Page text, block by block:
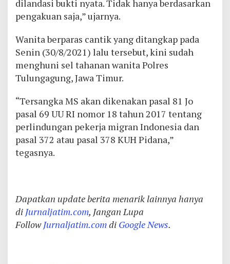
dilandasi bukti nyata. Tidak hanya berdasarkan
pengakuan saja,” ujarnya.
Wanita berparas cantik yang ditangkap pada
Senin (30/8/2021) lalu tersebut, kini sudah
menghuni sel tahanan wanita Polres
Tulungagung, Jawa Timur.
“Tersangka MS akan dikenakan pasal 81 Jo
pasal 69 UU RI nomor 18 tahun 2017 tentang
perlindungan pekerja migran Indonesia dan
pasal 372 atau pasal 378 KUH Pidana,”
tegasnya.
Dapatkan update berita menarik lainnya hanya
di Jurnaljatim.com, Jangan Lupa
FollowJurnaljatim.comdi Google News.